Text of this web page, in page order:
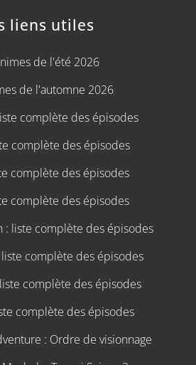
liens utiles
de l'été 2026
de l'automne 2026
complète des épisodes
complète des épisodes
complète des épisodes
complète des épisodes
: liste complète des épisodes
liste complète des épisodes
complète des épisodes
complète des épisodes
: Ordre de visionnage